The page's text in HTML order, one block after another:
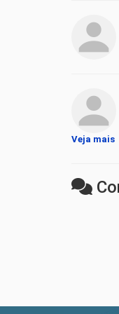
Veja mais